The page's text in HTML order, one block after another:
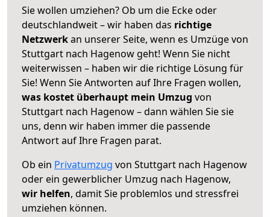
Sie wollen umziehen? Ob um die Ecke oder
deutschlandweit – wir haben das richtige
Netzwerkan unserer Seite, wenn es Umzüge von
Stuttgart nach Hagenow geht! Wenn Sie nicht
weiterwissen – haben wir die richtige Lösung für
Sie! Wenn Sie Antworten auf Ihre Fragen wollen,
was kostet überhaupt mein Umzug von
Stuttgart nach Hagenow – dann wählen Sie sie
uns, denn wir haben immer die passende
Antwort auf Ihre Fragen parat.
Ob ein Privatumzug von Stuttgart nach Hagenow
oder ein gewerblicher Umzug nach Hagenow,
wir helfen, damit Sie problemlos und stressfrei
umziehen können.